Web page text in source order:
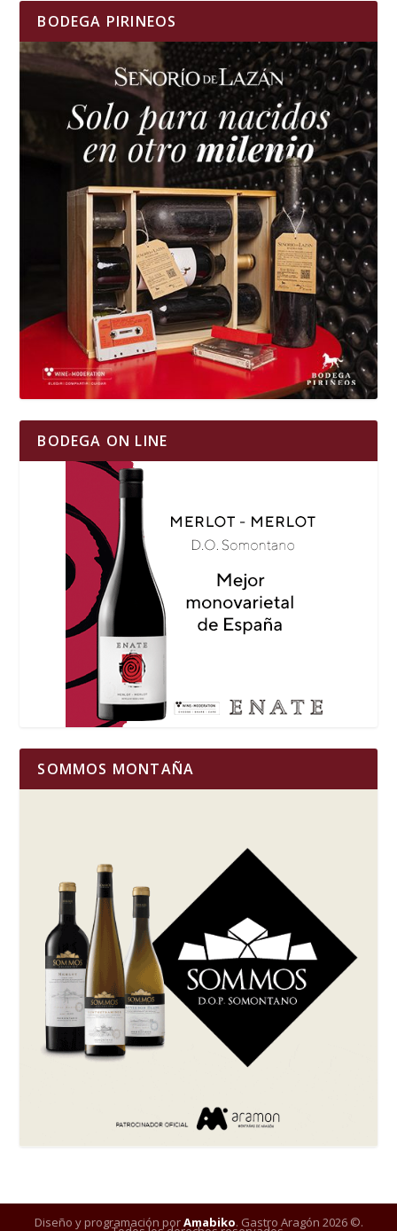
BODEGA PIRINEOS
BODEGA ON LINE
SOMMOS MONTAÑA
Diseño y programación porAmabiko. Gastro Aragón 2026 ©.